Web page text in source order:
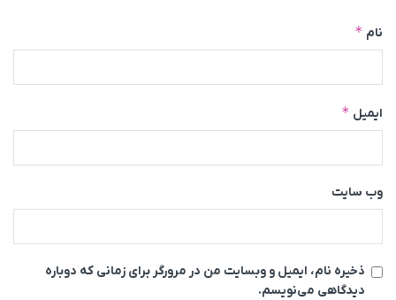
نام *
ایمیل *
وب‌ سایت
ذخیره نام، ایمیل و وبسایت من در مرورگر برای زمانی که دوباره
دیدگاهی می‌نویسم.